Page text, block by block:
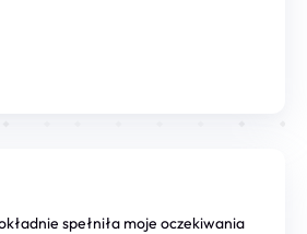
spełniła moje oczekiwania